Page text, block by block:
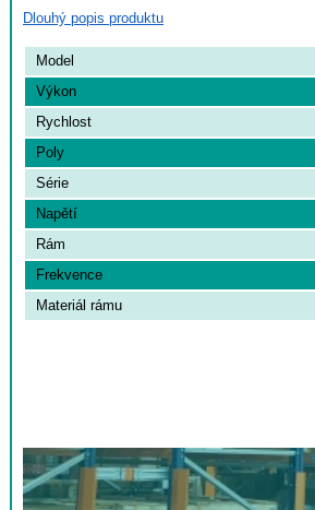
Dlouhý popis produktu
Model
Výkon
Rychlost
Poly
Série
Napětí
Rám
Frekvence
Materiál rámu